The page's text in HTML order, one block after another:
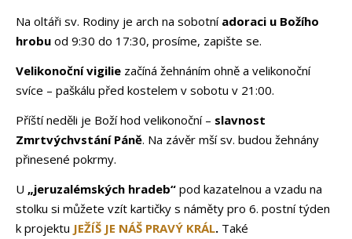
Na oltáři sv. Rodiny je arch na sobotní adoraci u Božího
hrobu od 9:30 do 17:30, prosíme, zapište se.
Velikonoční vigilie začíná žehnáním ohně a velikonoční
svíce – paškálu před kostelem v sobotu v 21:00.
Příští neděli je Boží hod velikonoční – slavnost
Zmrtvýchvstání Páně. Na závěr mší sv. budou žehnány
přinesené pokrmy.
U „jeruzalémských hradeb“ pod kazatelnou a vzadu na
stolku si můžete vzít kartičky s náměty pro 6. postní týden
k projektu JEŽÍŠ JE NÁŠ PRAVÝ KRÁL. Také